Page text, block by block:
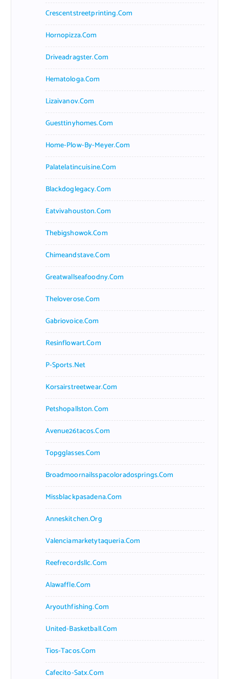
Crescentstreetprinting.com
Hornopizza.com
Driveadragster.com
Hematologa.com
Lizaivanov.com
Guesttinyhomes.com
Home-Plow-By-Meyer.com
Palatelatincuisine.com
Blackdoglegacy.com
Eatvivahouston.com
Thebigshowok.com
Chimeandstave.com
Greatwallseafoodny.com
Theloverose.com
Gabriovoice.com
Resinflowart.com
P-Sports.net
Korsairstreetwear.com
Petshopallston.com
Avenue26tacos.com
Topgglasses.com
Broadmoornailsspacoloradosprings.com
Missblackpasadena.com
Anneskitchen.org
Valenciamarketytaqueria.com
Reefrecordsllc.com
Alawaffle.com
Aryouthfishing.com
United-Basketball.com
Tios-Tacos.com
Cafecito-Satx.com